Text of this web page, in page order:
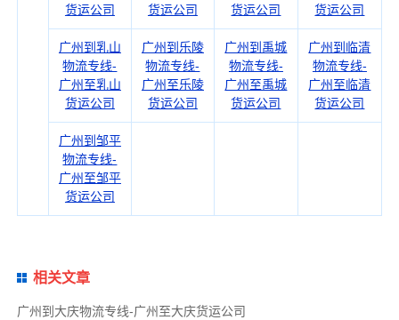
货运公司
货运公司
货运公司
货运公司
广州到乳山
物流专线-
广州至乳山
货运公司
广州到乐陵
物流专线-
广州至乐陵
货运公司
广州到禹城
物流专线-
广州至禹城
货运公司
广州到临清
物流专线-
广州至临清
货运公司
广州到邹平
物流专线-
广州至邹平
货运公司
相关文章
广州到大庆物流专线-广州至大庆货运公司